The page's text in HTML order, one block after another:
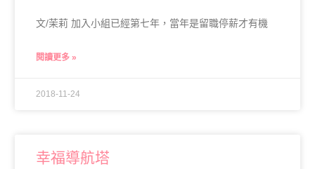
文/茉莉 加入小組已經第七年，當年是留職停薪才有機
閱讀更多 »
2018-11-24
幸福導航塔